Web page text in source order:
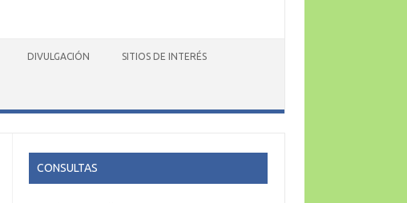
DIVULGACIÓN SITIOS DE INTERÉS
CONSULTAS